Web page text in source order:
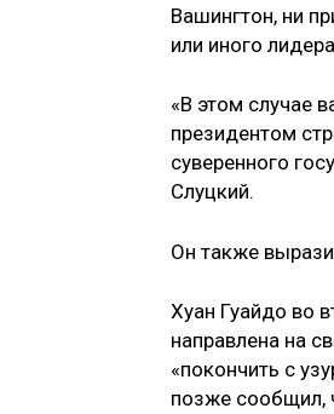
Вашингтон, ни
или иного
«В этом случае
президентом
суверенного
Слуцкий.
Он также
Хуан Гуайдо во
направлена на
«покончить с
позже сообщил,